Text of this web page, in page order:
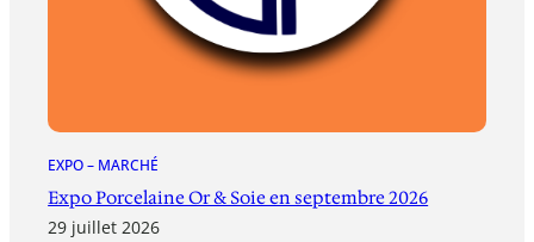
EXPO – MARCHÉ
Expo Porcelaine Or & Soie en septembre 2026
29 juillet 2026